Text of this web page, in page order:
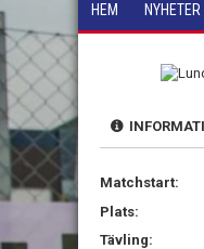
HEM NYHETER
Matchstart:
Plats:
Tävling: